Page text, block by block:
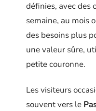
définies, avec des
semaine, au mois
des besoins plus
une valeur sûre,
petite couronne.
Les visiteurs
souvent vers le